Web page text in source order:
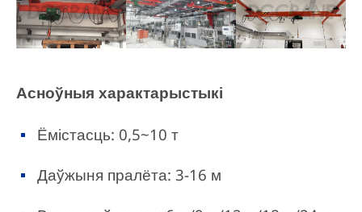
Асноўныя характарыстыкі
Ёмістасць: 0,5~10 т
Даўжыня пралёта: 3-16 м